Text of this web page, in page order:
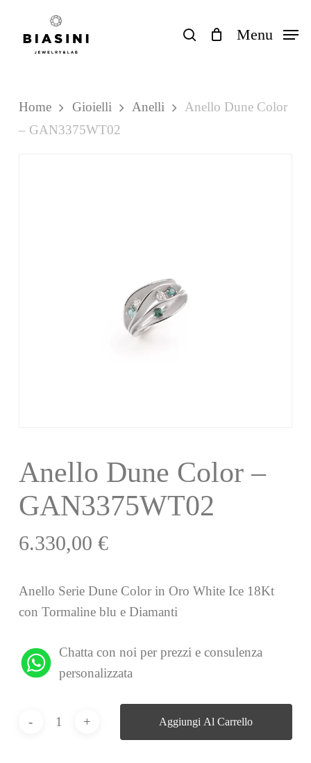
search Menu
Carrello
Close
Cart
Home Gioielli Anelli
Anello Dune Color
– GAN3375WT02
Anello Dune Color –
GAN3375WT02
6.330,00 €
Anello Serie Dune Color in Oro White Ice 18Kt
con Tormaline blu e Diamanti
Chatta con noi per prezzi e consulenza
personalizzata
Aggiungi Al Carrello